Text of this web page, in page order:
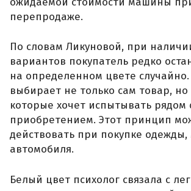
перепродаже.
По словам Ликуновой, при
вариантов покупатель редко
на определенном цвете
выбирает не только сам товар,
которые хочет испытывать рядом
приобретением. Этот принцип
действовать при покупке
автомобиля.
Белый цвет психолог связала с